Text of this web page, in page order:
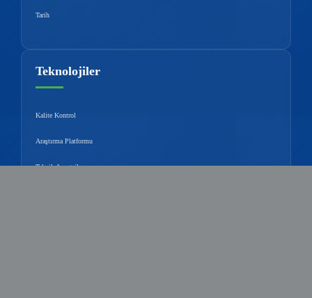
Tarih
Teknolojiler
Kalite Kontrol
Araştırma Platformu
Teknik Avantajlar